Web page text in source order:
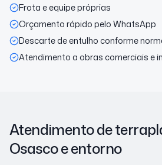
Frota e equipe próprias
Orçamento rápido pelo WhatsApp
Descarte de entulho conforme
Atendimento a obras comerciais e
Atendimento de
Osascoe entorno